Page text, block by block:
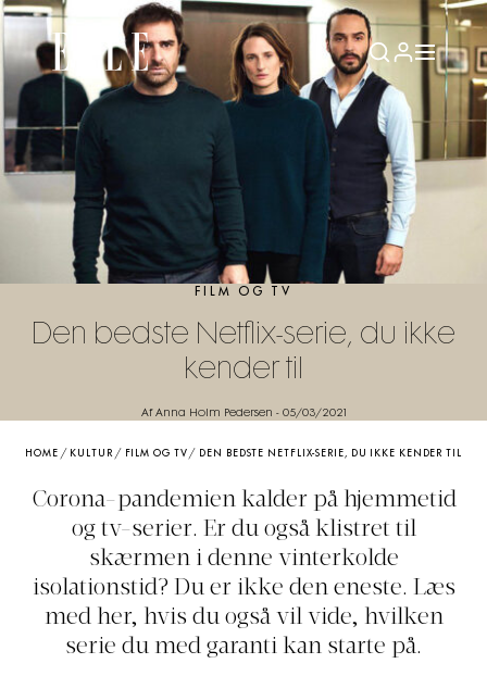
FILM OG TV
Den bedste Netflix-serie, du ikke
kender til
Af Anna Holm Pedersen - 05/03/2021
HOME / KULTUR / FILM OG TV / DEN BEDSTE NETFLIX-SERIE, DU IKKE KENDER TIL
Corona-pandemien kalder på hjemmetid
og tv-serier. Er du også klistret til
skærmen i denne vinterkolde
isolationstid? Du er ikke den eneste. Læs
med her, hvis du også vil vide, hvilken
serie du med garanti kan starte på.